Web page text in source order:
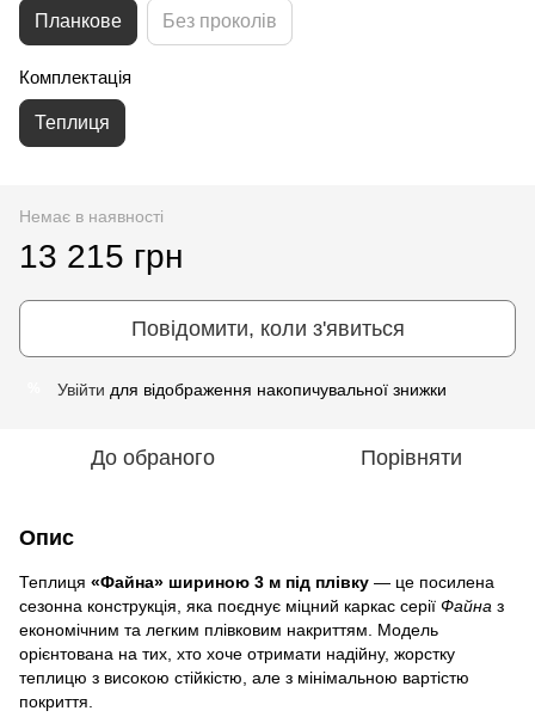
Планкове Без проколів
Комплектація
Теплиця
Немає в наявності
13 215 грн
Повідомити, коли з'явиться
Увійти для відображення накопичувальної знижки
До обраного Порівняти
Опис
Теплиця «Файна» шириною 3 м під плівку — це посилена
сезонна конструкція, яка поєднує міцний каркас серії Файна з
економічним та легким плівковим накриттям. Модель
орієнтована на тих, хто хоче отримати надійну, жорстку
теплицю з високою стійкістю, але з мінімальною вартістю
покриття.